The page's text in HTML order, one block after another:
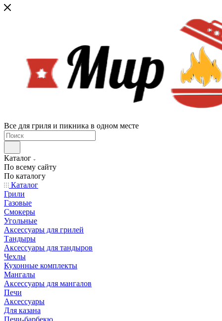
Все для гриля и пикника в одном месте
Каталог
По всему сайту
По каталогу
Каталог
Грили
Газовые
Смокеры
Угольные
Аксессуары для грилей
Тандыры
Аксессуары для тандыров
Чехлы
Кухонные комплекты
Мангалы
Аксессуары для мангалов
Печи
Аксессуары
Для казана
Печи-барбекю